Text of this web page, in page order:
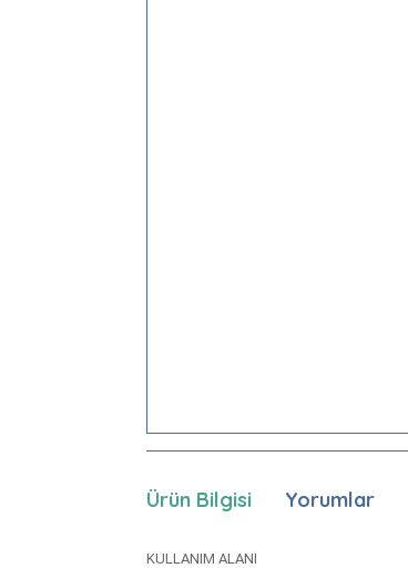
Ürün Bilgisi Yorumlar
KULLANIM ALANI